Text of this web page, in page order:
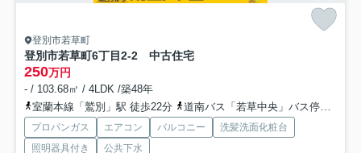
登別市若草町
登別市若草町6丁目2-2 中古住宅
250万円
- / 103.68㎡ / 4LDK /築48年
室蘭本線「鷲別」駅 徒歩22分
道南バス「若草中央」バス停下車 徒歩4分
プロパンガス エアコン バルコニー
洗髪洗面化粧台
照明器具付き
公共下水